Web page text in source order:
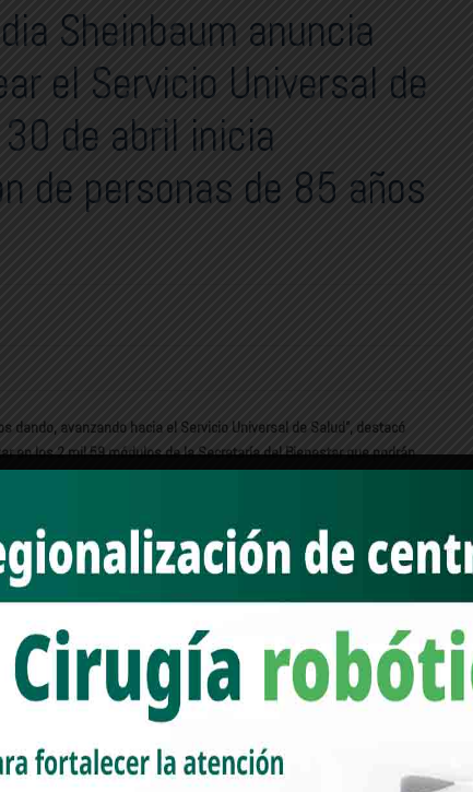
Sheinbaum anuncia
el Servicio Universal de
de abril inicia
de personas de 85 años
dando, avanzando hacia el Servicio Universal de Salud”, destacó
en los 2 mil 59 módulos de la Secretaría del Bienestar que podrán
oficial, tendrá una aplicación móvil con una versión digital, se
la visualización de unidades de salud y hospitales disponibles. En
para servicios específicos; historial médico y expediente digital;
salud digital con IA y teleconsulta
de México, Claudia Sheinbaum Pardo, anunció la publicación de
Servicio Universal de Salud, cuyo objetivo es garantizar que las
cualquiera de los tres sistemas de salud pública: IMSS, IMSS
abril, iniciará el registro para la credencialización, comenzando con las
relevante: Va a salir un Decreto Presidencial en estos días —el día de